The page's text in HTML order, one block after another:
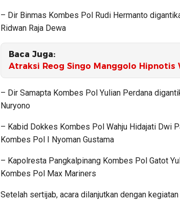
– Dir Binmas Kombes Pol Rudi Hermanto
Ridwan Raja Dewa
Baca Juga:
Atraksi Reog Singo Manggolo Hipnotis
– Dir Samapta Kombes Pol Yulian Perdana
Nuryono
– Kabid Dokkes Kombes Pol Wahju Hidajati Dwi
Kombes Pol I Nyoman Gustama
– Kapolresta Pangkalpinang Kombes Pol Gatot
Kombes Pol Max Mariners
Setelah sertijab, acara dilanjutkan dengan